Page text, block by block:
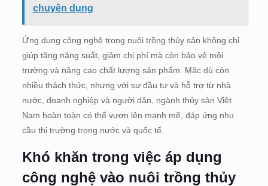
chuyên dụng
Ứng dụng công nghệ trong nuôi trồng thủy sản không chỉ
giúp tăng năng suất, giảm chi phí mà còn bảo vệ môi
trường và nâng cao chất lượng sản phẩm. Mặc dù còn
nhiều thách thức, nhưng với sự đầu tư và hỗ trợ từ nhà
nước, doanh nghiệp và người dân, ngành thủy sản Việt
Nam hoàn toàn có thể vươn lên mạnh mẽ, đáp ứng nhu
cầu thị trường trong nước và quốc tế.
Khó khăn trong việc áp dụng
công nghệ vào nuôi trồng thủy